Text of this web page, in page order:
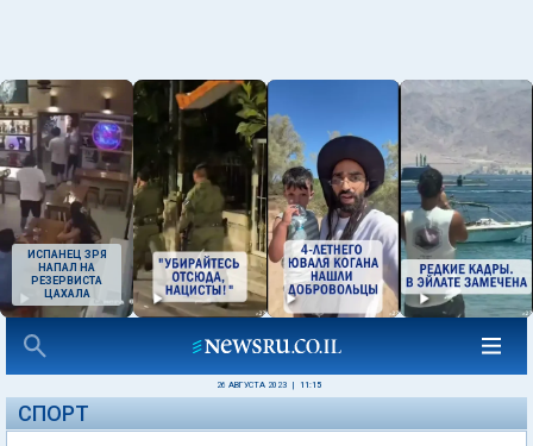
ИСПАНЕЦ ЗРЯ
НАПАЛ НА
РЕЗЕРВИСТА
ЦАХАЛА
26 АВГУСТА 2023 11:15
СПОРТ